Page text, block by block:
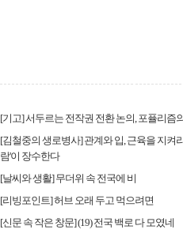
[기고] 서두르는 전작권 전환 논의, 포퓰리즘
[김철중의 생로병사] 관계와 입, 근육을 지
람'이 장수한다
[날씨와 생활] 무더위 속 전국에 비
[리빙포인트] 허브 오래 두고 먹으려면
[신문 속 작은 창문] (19) 전국 백로 다 모였네